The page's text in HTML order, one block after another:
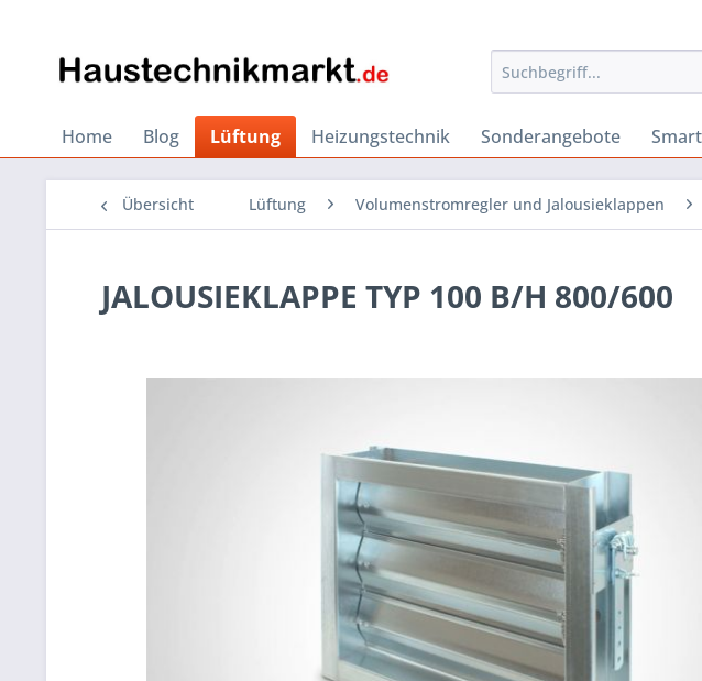
Home Blog Lüftung Heizungstechnik Sonderangebote
Übersicht Lüftung Volumenstromregler und Jalousieklappen
JALOUSIEKLAPPE TYP 100 B/H 800/600